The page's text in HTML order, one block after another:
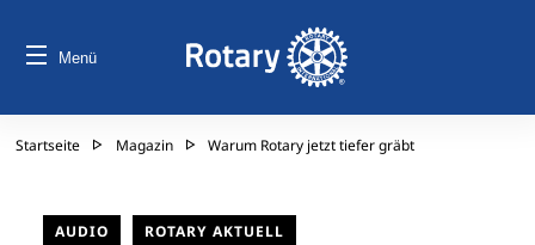
Menü
Startseite Magazin Warum Rotary jetzt tiefer gräbt
AUDIO ROTARY AKTUELL